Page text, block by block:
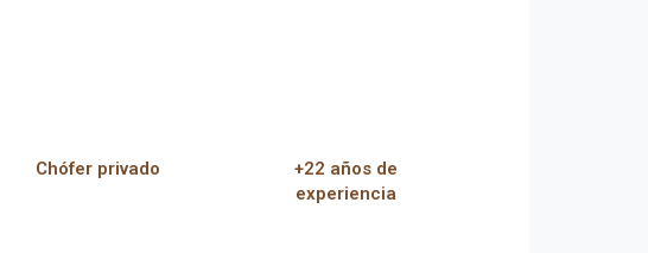
Chófer privado
+22 años de
experiencia